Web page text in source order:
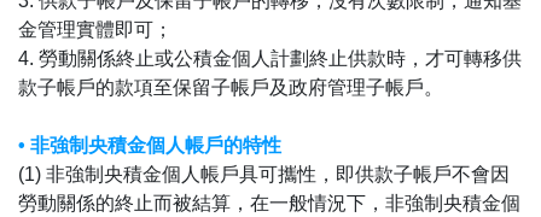
金管理實體即可；
4. 勞動關係終止或公積金個人計劃終止供款時，才可轉移供
款子帳戶的款項至保留子帳戶及政府管理子帳戶。
• 非強制央積金個人帳戶的特性
(1) 非強制央積金個人帳戶具可攜性，即供款子帳戶不會因
勞動關係的終止而被結算，在一般情況下，非強制央積金個